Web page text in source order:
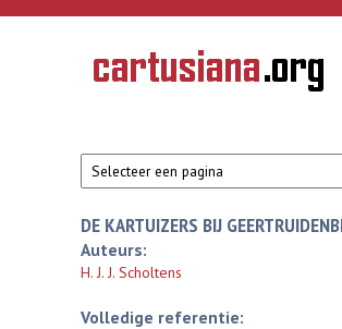
Overslaan en naar de inhoud gaan
Geschiedenis
van de
DE KARTUIZERS BIJ
Auteurs:
H. J. J. Scholtens
Volledige referentie: